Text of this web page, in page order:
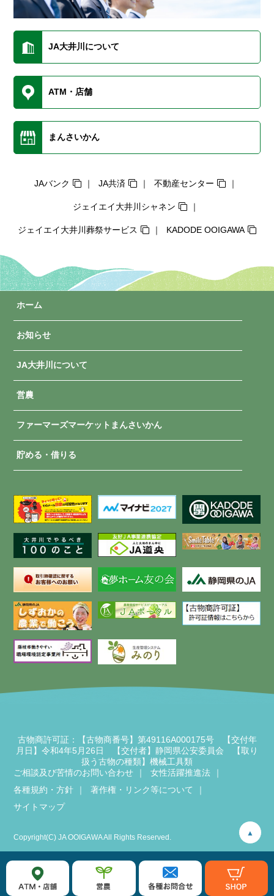
▲
JA大井川について
ATM・店舗
まんさいかん
JAバンク JA共済 不動産センター
ジェイエイ大井川シャネン
ジェイエイ大井川葬祭サービス KADODE OOIGAWA
ホーム
お知らせ
JA大井川について
営農
ファーマーズマーケットまんさいかん
貯める・借りる
古物商許可証：【古物商番号】第49116A000175号 【交付年
月日】令和4年5月26日 【交付者】静岡県公安委員会 【取り
扱う古物の種類】機械工具類
ご相談及び苦情のお問い合わせ
女性活躍推進法
各種規約・方針
著作権・リンク等について
サイトマップ
Copyright(C) JA OOIGAWA All Rights Reserved.